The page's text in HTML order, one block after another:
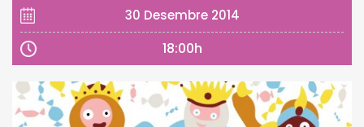
30 Desembre 2014
18:00h